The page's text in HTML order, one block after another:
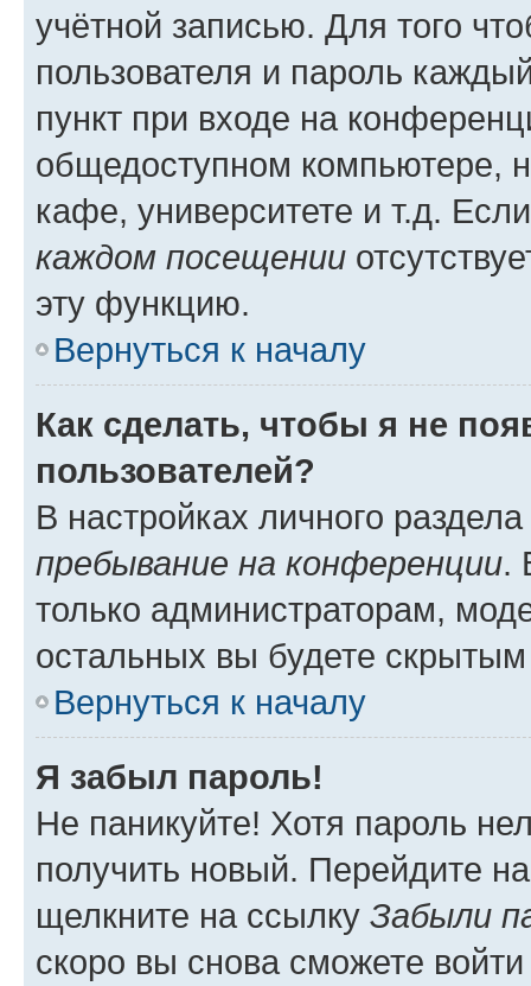
учётной записью. Для того
пользователя и пароль
пункт при входе на
общедоступном компьютере,
кафе, университете и т.д.
каждом посещении
эту функцию.
Вернуться к началу
Как сделать, чтобы я не
пользователей?
В настройках личного
пребывание на конференции.
только администраторам,
остальных вы будете
Вернуться к началу
Я забыл пароль!
Не паникуйте! Хотя пароль
получить новый. Перейдите
щелкните на ссылку Забыли
скоро вы снова сможете